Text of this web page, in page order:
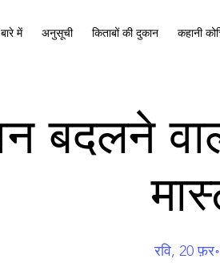
में अनुसूची किताबों की दुकान कहानी
बदलने
रवि, 20 फ़र॰